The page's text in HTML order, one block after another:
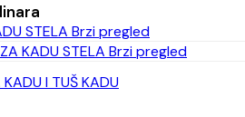
Brzi pregled
Brzi pregled
KADU I TUŠ KADU